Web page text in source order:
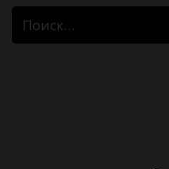
Найти: